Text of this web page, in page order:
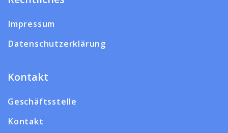
Impressum
Datenschutzerklärung
Kontakt
Geschäftsstelle
Kontakt